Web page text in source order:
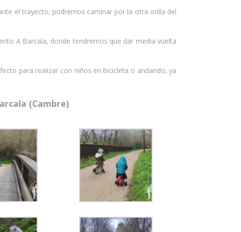
el trayecto, podremos caminar por la otra orilla del
A Barcala, donde tendremos que dar media vuelta
para realizar con niños en bicicleta o andando, ya
(Cambre)